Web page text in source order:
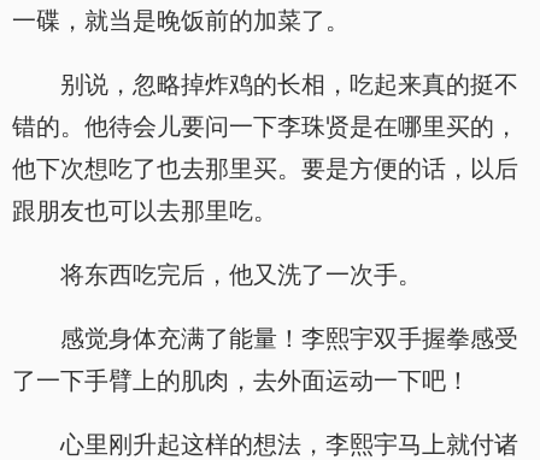
一碟，就当是晚饭前的加菜了。
别说，忽略掉炸鸡的长相，吃起来真的挺不
错的。他待会儿要问一下李珠贤是在哪里买的，
他下次想吃了也去那里买。要是方便的话，以后
跟朋友也可以去那里吃。
将东西吃完后，他又洗了一次手。
感觉身体充满了能量！李熙宇双手握拳感受
了一下手臂上的肌肉，去外面运动一下吧！
心里刚升起这样的想法，李熙宇马上就付诸